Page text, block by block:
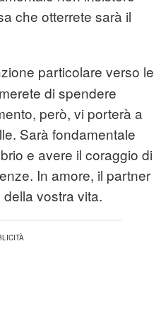
che otterrete sarà il
particolare verso le
di spendere
però, vi porterà a
Sarà fondamentale
e avere il coraggio di
In amore, il partner
vostra vita.